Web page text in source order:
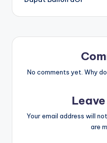
No comments yet. Why
Your email address will
are